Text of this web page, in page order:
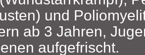
und
ab 3 Jahren,
aufgefrischt.